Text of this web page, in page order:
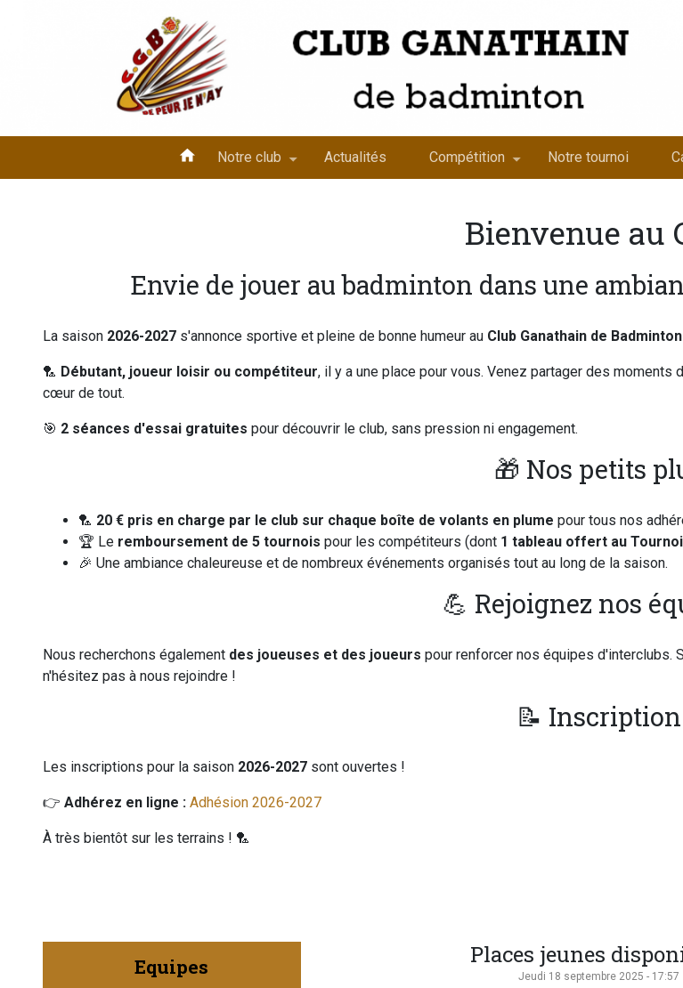
Notre club Actualités Compétition Notre tournoi
Bienvenue au
Envie de jouer au badminton dans une
La saison 2026-2027 s'annonce sportive et pleine de bonne humeur au Club Ganathain de Badminton
🏸 Débutant, joueur loisir ou compétiteur, il y a une place pour vous. Venez partager des
cœur de tout.
🎯 2 séances d'essai gratuites pour découvrir le club, sans pression ni engagement.
🎁 Nos petits
🏸 20 € pris en charge par le club sur chaque boîte de volants en plume pour tous nos
🏆 Le remboursement de 5 tournois pour les compétiteurs (dont 1 tableau offert au
🎉 Une ambiance chaleureuse et de nombreux événements organisés tout au long de la saison.
💪 Rejoignez nos
Nous recherchons également des joueuses et des joueurs pour renforcer nos équipes d'interclubs.
n'hésitez pas à nous rejoindre !
📝 Inscription
Les inscriptions pour la saison 2026-2027 sont ouvertes !
👉 Adhérez en ligne : Adhésion 2026-2027
À très bientôt sur les terrains ! 🏸
Equipes Places jeunes
Jeudi 18 septembre 2025 - 17:57